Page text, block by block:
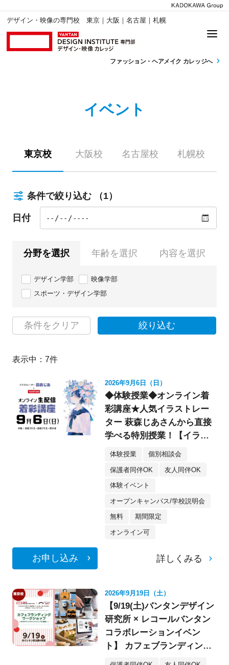
デザイン・映像の専門校 東京｜大阪｜名古屋｜札幌
ファッション・ ヘアメイク カレッジへ
イベント
東京校 大阪校 名古屋校 札幌校
条件で絞り込む （1）
日付
分野を選択 年齢を選択 内容を選択
デザイン学部
映像学部
スポーツ・デザイン学部
条件をクリア 絞り込む
表示中： 7件
2026年9月6日（日）
◆体験授業◆オンライン着
彩講座★人気イラストレー
ター 萩森じあさんから直接
学べる特別授業！【イラス
ト】
体験授業 個別相談会
保護者同伴OK 友人同伴OK
体験イベント
オープンキャンパス/学校説明会
無料 期間限定
オンライン可
お申し込み 詳しくみる
2026年9月19日（土）
【9/19(土)バンタンデザイン
研究所 × レコールバンタン
コラボレーションイベン
ト】 カフェブランディング
ワークショップ〈デザイ